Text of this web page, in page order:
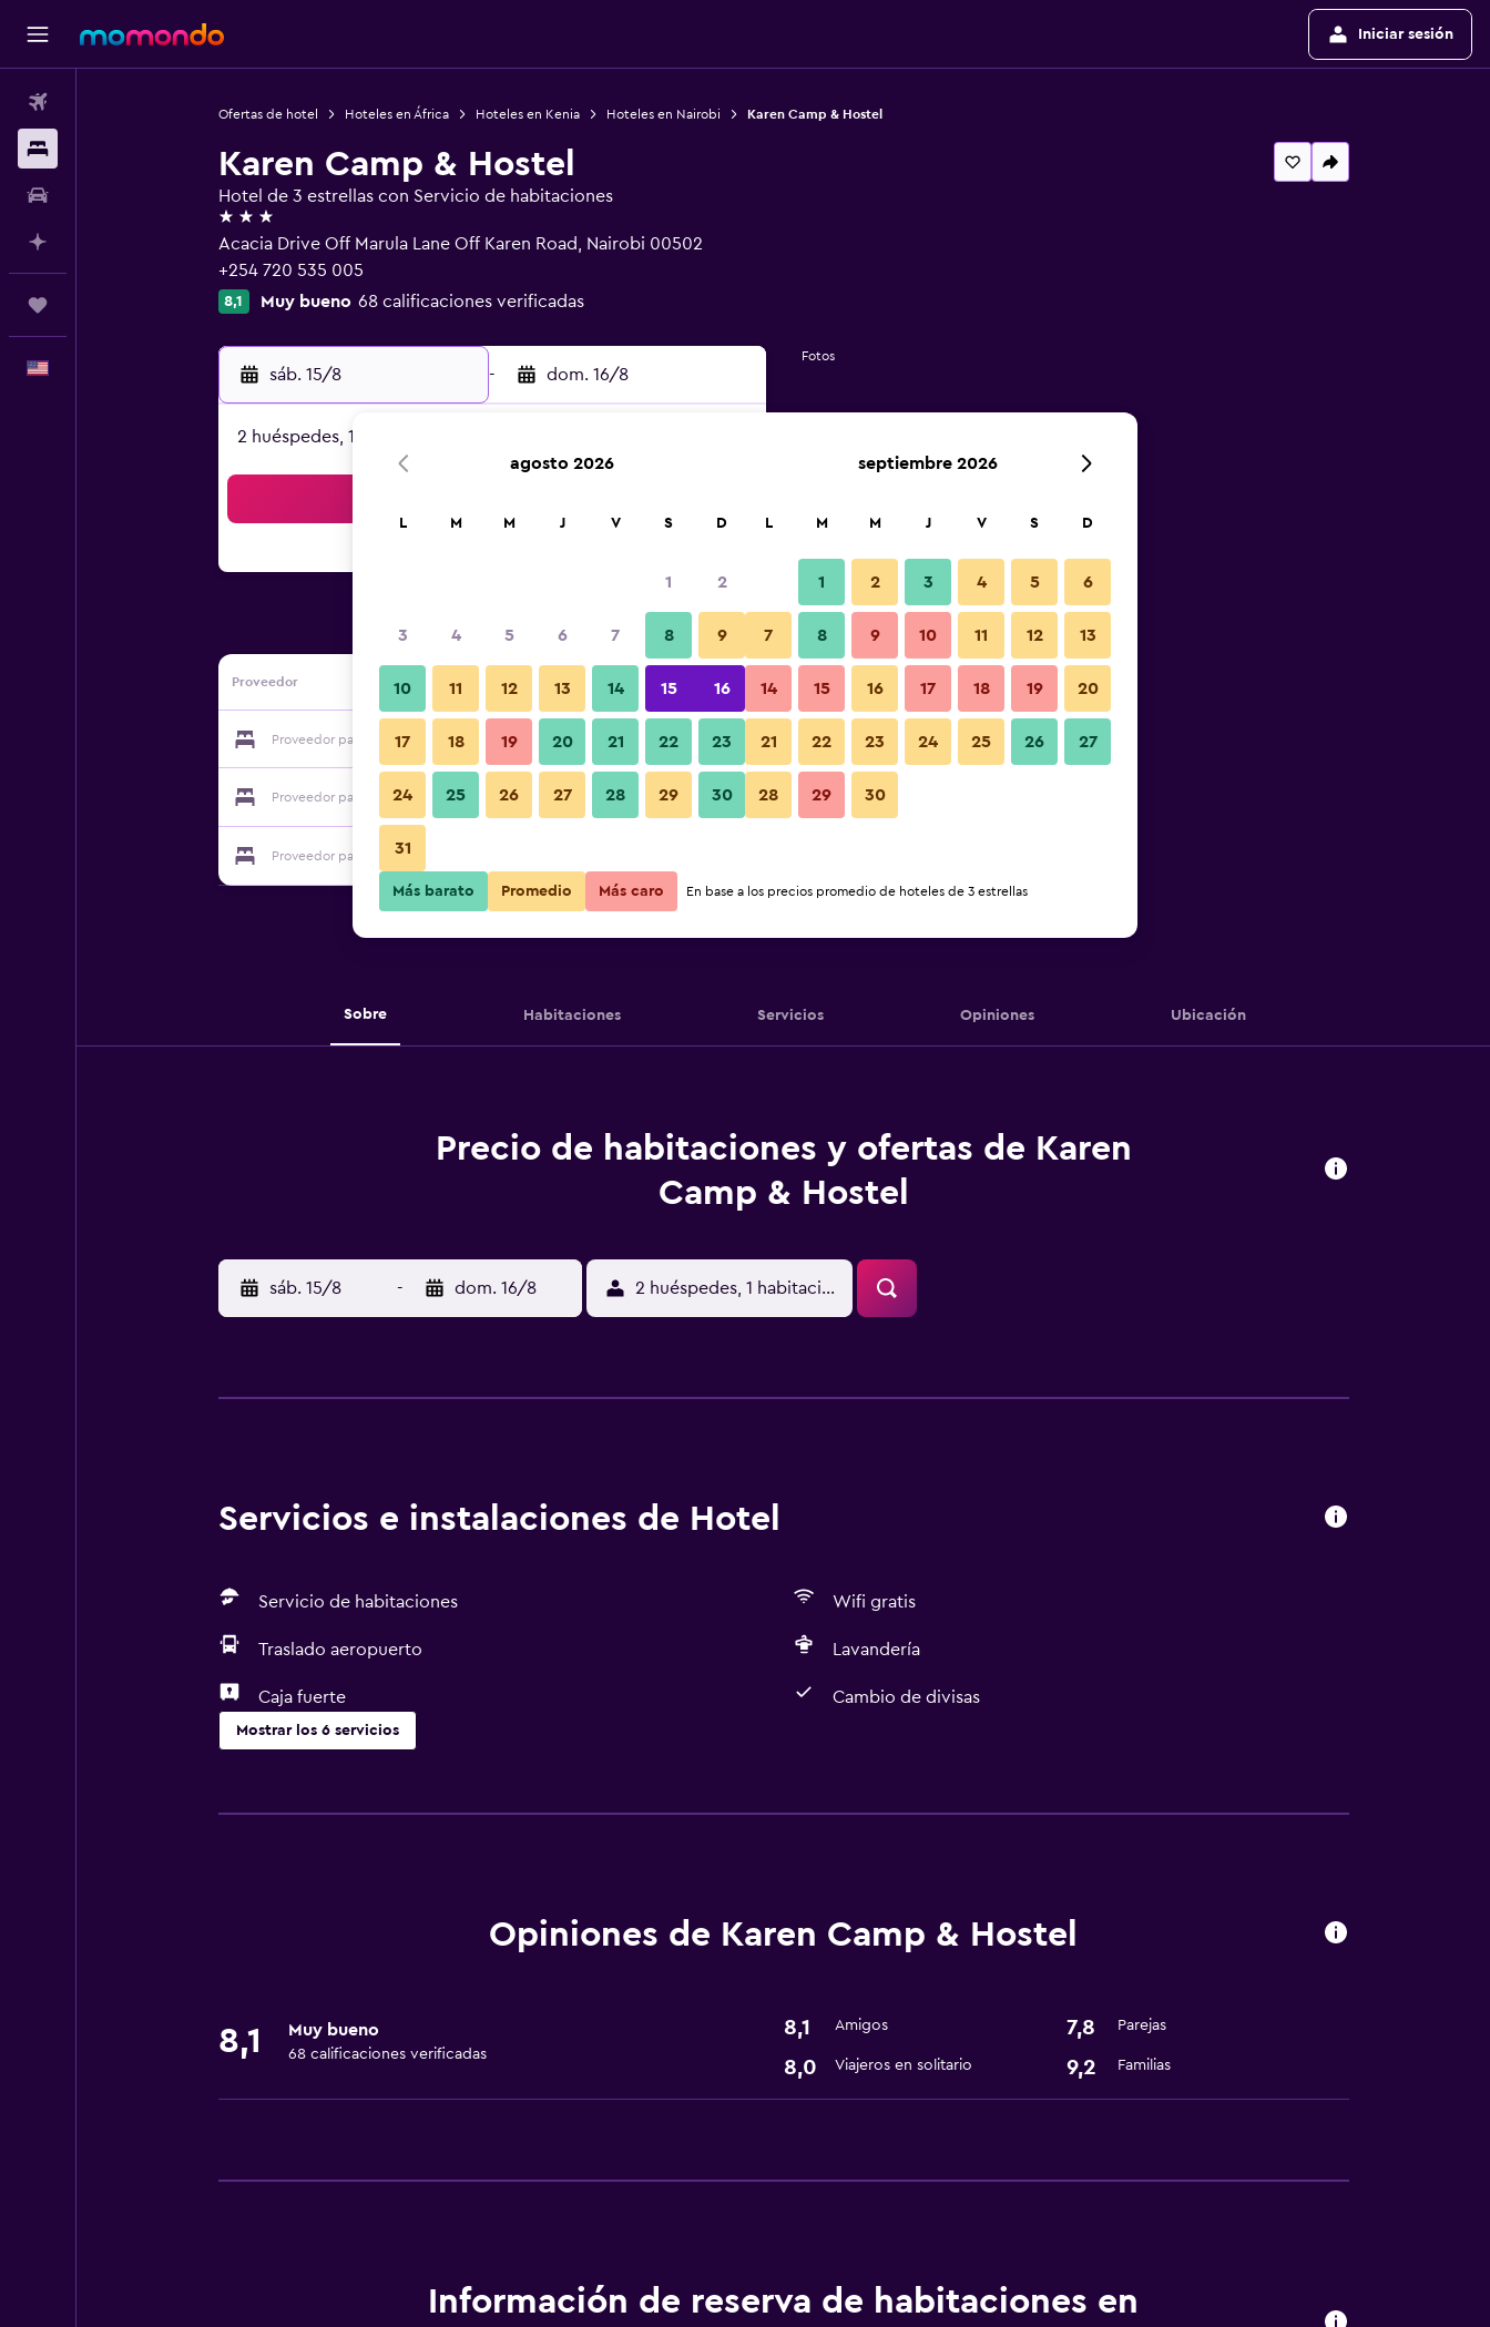
Iniciar sesión
Ofertas de hotel Hoteles en África Hoteles en Kenia Hoteles en Nairobi Karen Camp & Hostel
Karen Camp & Hostel
Hotel de 3 estrellas con Servicio de habitaciones
3 estrellas
Acacia Drive Off Marula Lane Off Karen Road, Nairobi 00502
+254 720 535 005
8,1 Muy bueno 68 calificaciones verificadas
sáb. 15/8 - dom. 16/8
2 huéspedes, 1 habitación
Proveedor
Proveedor para Karen Camp & Hostel Ver precios
Proveedor para Karen Camp & Hostel Ver precios
Proveedor para Karen Camp & Hostel
Fotos
Sobre Habitaciones Servicios Opiniones Ubicación
Precio de habitaciones y ofertas de Karen
Camp & Hostel
sáb. 15/8 - dom. 16/8 2 huéspedes, 1 habitación
Servicios e instalaciones de Hotel
Servicio de habitaciones Wifi gratis
Traslado aeropuerto Lavandería
Caja fuerte Cambio de divisas
Mostrar los 6 servicios
Cambio de divisas
Traslado aeropuerto
Caja fuerte
Wifi gratis
Opiniones de Karen Camp & Hostel
8,1 Muy bueno
68 calificaciones verificadas
8,1 Amigos 7,8 Parejas
8,0 Viajeros en solitario 9,2 Familias
Información de reserva de habitaciones en
agosto 2026
L M M J V S D
1 2
3 4 5 6 7 8 9
10 11 12 13 14 15 16
17 18 19 20 21 22 23
24 25 26 27 28 29 30
31
septiembre 2026
L M M J V S D
1 2 3 4 5 6
7 8 9 10 11 12 13
14 15 16 17 18 19 20
21 22 23 24 25 26 27
28 29 30
Más barato Promedio Más caro En base a los precios promedio de hoteles de 3 estrellas